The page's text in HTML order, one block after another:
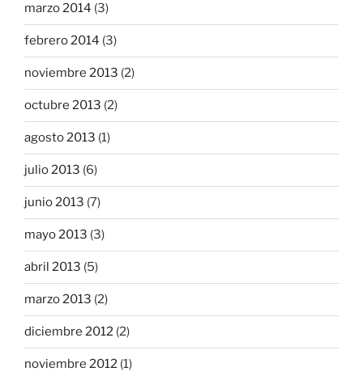
marzo 2014 (3)
febrero 2014 (3)
noviembre 2013 (2)
octubre 2013 (2)
agosto 2013 (1)
julio 2013 (6)
junio 2013 (7)
mayo 2013 (3)
abril 2013 (5)
marzo 2013 (2)
diciembre 2012 (2)
noviembre 2012 (1)